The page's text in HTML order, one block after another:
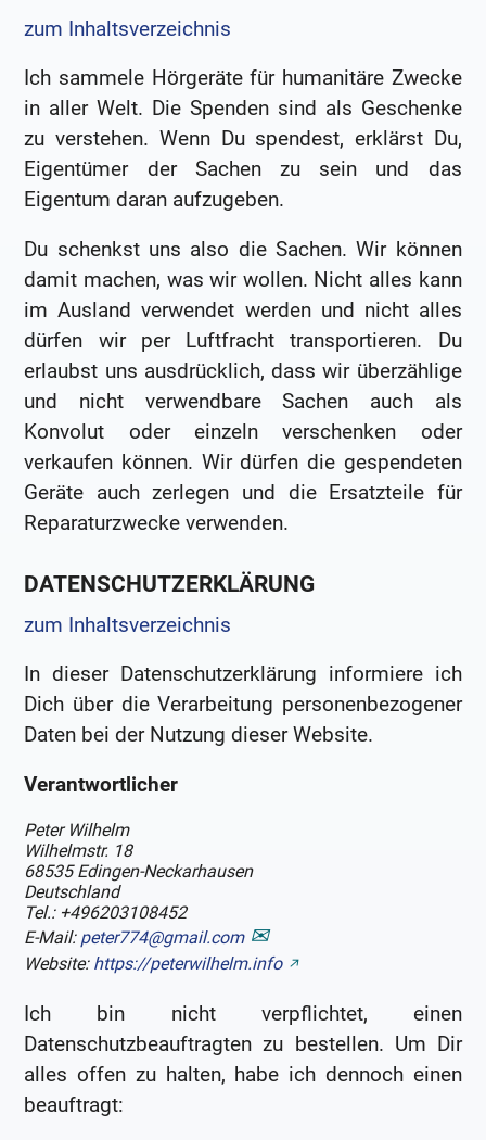
zum Inhaltsverzeichnis
Ich sammele Hörgeräte für humanitäre Zwecke
in aller Welt. Die Spenden sind als Geschenke
zu verstehen. Wenn Du spendest, erklärst Du,
Eigentümer der Sachen zu sein und das
Eigentum daran aufzugeben.
Du schenkst uns also die Sachen. Wir können
damit machen, was wir wollen. Nicht alles kann
im Ausland verwendet werden und nicht alles
dürfen wir per Luftfracht transportieren. Du
erlaubst uns ausdrücklich, dass wir überzählige
und nicht verwendbare Sachen auch als
Konvolut oder einzeln verschenken oder
verkaufen können. Wir dürfen die gespendeten
Geräte auch zerlegen und die Ersatzteile für
Reparaturzwecke verwenden.
DATENSCHUTZERKLÄRUNG
zum Inhaltsverzeichnis
In dieser Datenschutzerklärung informiere ich
Dich über die Verarbeitung personenbezogener
Daten bei der Nutzung dieser Website.
Verantwortlicher
Peter Wilhelm
Wilhelmstr. 18
68535 Edingen-Neckarhausen
Deutschland
Tel.: +496203108452
E-Mail: peter774@gmail.com
Website: https://peterwilhelm.info
Ich bin nicht verpflichtet, einen
Datenschutzbeauftragten zu bestellen. Um Dir
alles offen zu halten, habe ich dennoch einen
beauftragt: